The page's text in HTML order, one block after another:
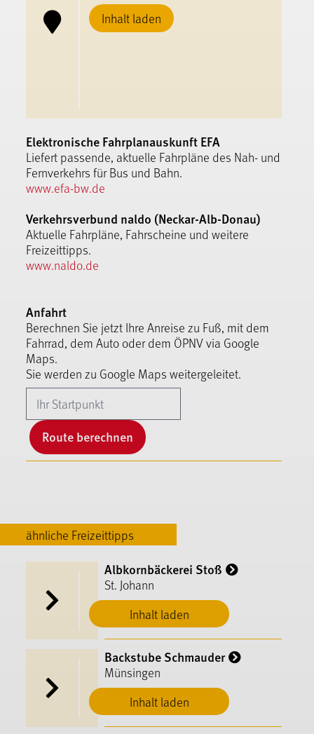
Inhalt laden
Elektronische Fahrplanauskunft EFA
Liefert passende, aktuelle Fahrpläne des Nah- und
Fernverkehrs für Bus und Bahn.
www.efa-bw.de
Verkehrsverbund naldo (Neckar-Alb-Donau)
Aktuelle Fahrpläne, Fahrscheine und weitere
Freizeittipps.
www.naldo.de
Anfahrt
Berechnen Sie jetzt Ihre Anreise zu Fuß, mit dem
Fahrrad, dem Auto oder dem ÖPNV via Google
Maps.
Sie werden zu Google Maps weitergeleitet.
Route berechnen
ähnliche Freizeittipps
Inhalt laden
Albkornbäckerei Stoß
St. Johann
Inhalt laden
Backstube Schmauder
Münsingen